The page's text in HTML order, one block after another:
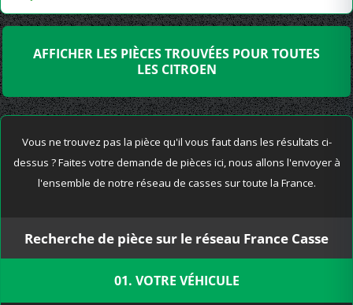
AFFICHER LES PIÈCES TROUVÉES POUR TOUTES
LES CITROEN
Vous ne trouvez pas la pièce qu'il vous faut dans les résultats ci-
dessus ? Faites votre demande de pièces ici, nous allons l'envoyer à
l'ensemble de notre réseau de casses sur toute la France.
Recherche de pièce sur le réseau France Casse
01. VOTRE VÉHICULE